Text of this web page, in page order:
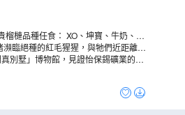
榴槤品種任食： XO、坤寶、牛奶、青
有所變更，敬請留意。
臨絕種的紅毛猩猩，與牠們近距離接
別墅」博物館，見證怡保錫礦業的興